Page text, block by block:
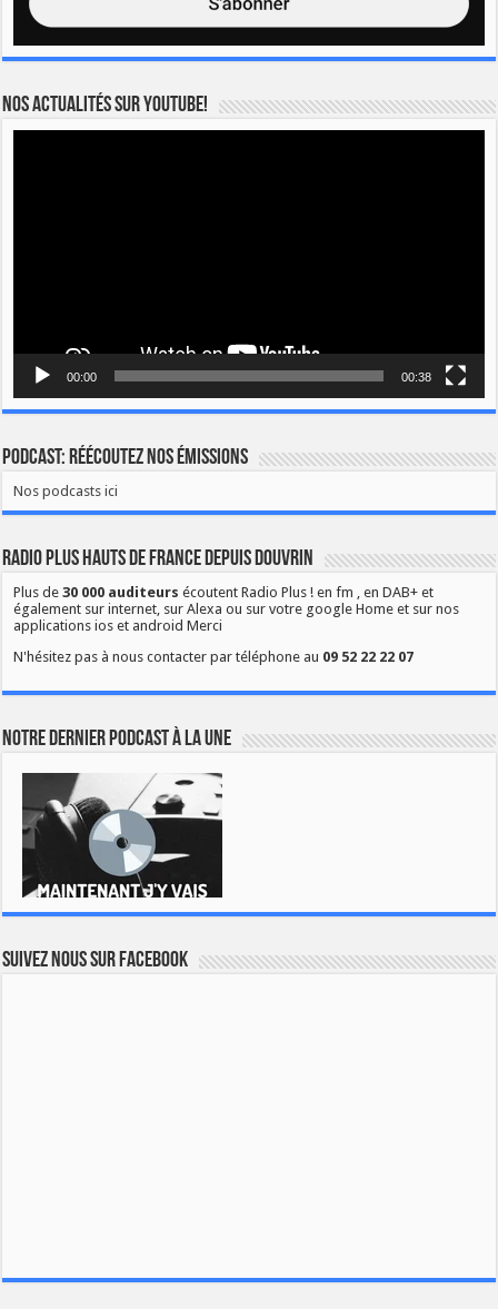
Nos actualités sur YOUTUBE!
00:00 00:38
Podcast: Réécoutez nos émissions
Nos podcasts ici
Radio Plus Hauts de France depuis Douvrin
Plus de30 000 auditeurs écoutent Radio Plus ! en fm , en DAB+ et
également sur internet, sur Alexa ou sur votre google Home et sur nos
applications ios et android Merci
N'hésitez pas à nous contacter par téléphone au 09 52 22 22 07
Notre dernier podcast à la une
Suivez nous sur Facebook